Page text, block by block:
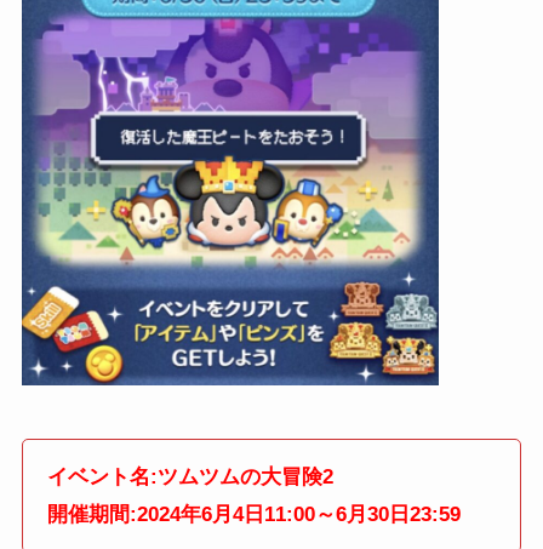
イベント名:ツムツムの大冒険2
開催期間:2024年6月4日11:00～6月30日23:59